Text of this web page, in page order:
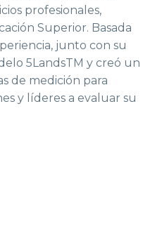
profesionales,
Superior. Basada
junto con su
5LandsTM y creó un
de medición para
y líderes a evaluar su